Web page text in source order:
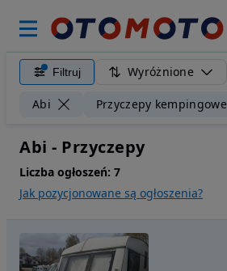
Filtruj Wyróżnione
Abi Przyczepy kempingowe
Abi - Przyczepy
Liczba ogłoszeń: 7
Jak pozycjonowane są ogłoszenia?